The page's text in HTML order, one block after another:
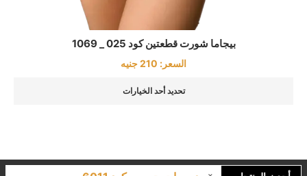
بيجاما شورت قطعتين كود 025 _ 1069
السعر: 210جنيه
تحديد أحد الخيارات